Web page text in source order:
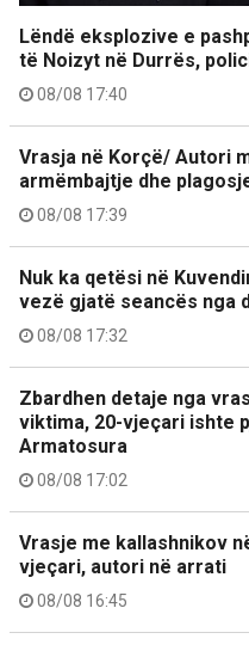
Lëndë eksplozive e
të Noizyt në Durrës,
08/08 17:40
Vrasja në Korçë/ Autori
armëmbajtje dhe
08/08 17:39
Nuk ka qetësi në
vezë gjatë seancës nga
08/08 17:32
Zbardhen detaje nga
viktima, 20-vjeçari ishte
Armatosura
08/08 17:02
Vrasje me kallashnikov
vjeçari, autori në arrati
08/08 16:45